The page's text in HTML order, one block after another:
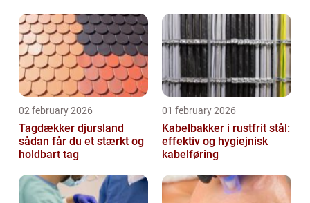
02 february 2026
Tagdækker djursland
sådan får du et stærkt og
holdbart tag
01 february 2026
Kabelbakker i rustfrit stål:
effektiv og hygiejnisk
kabelføring